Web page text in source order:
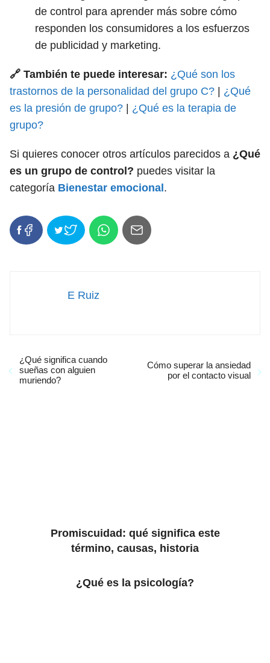
de control para aprender más sobre cómo
responden los consumidores a los esfuerzos
de publicidad y marketing.
🔗 También te puede interesar: ¿Qué son los
trastornos de la personalidad del grupo C?
¿Qué
es la presión de grupo?
¿Qué es la terapia de
grupo?
Si quieres conocer otros artículos parecidos a ¿Qué
es un grupo de control? puedes visitar la
categoría Bienestar emocional .
E Ruiz
¿Qué significa cuando
sueñas con alguien
muriendo?
Cómo superar la ansiedad
por el contacto visual
Promiscuidad: qué significa este
término, causas, historia
¿Qué es la psicología?